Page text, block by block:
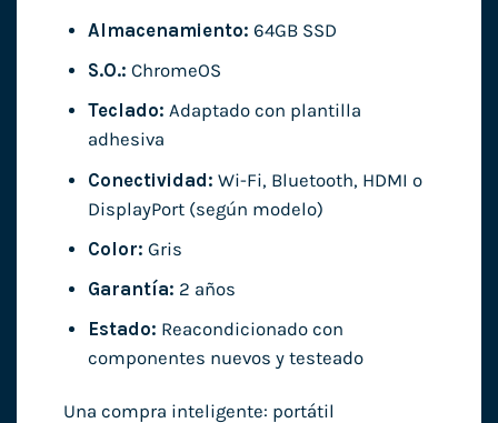
Almacenamiento: 64GB SSD
S.O.: ChromeOS
Teclado: Adaptado con plantilla
adhesiva
Conectividad: Wi-Fi, Bluetooth, HDMI o
DisplayPort (según modelo)
Color: Gris
Garantía: 2 años
Estado: Reacondicionado con
componentes nuevos y testeado
Una compra inteligente: portátil